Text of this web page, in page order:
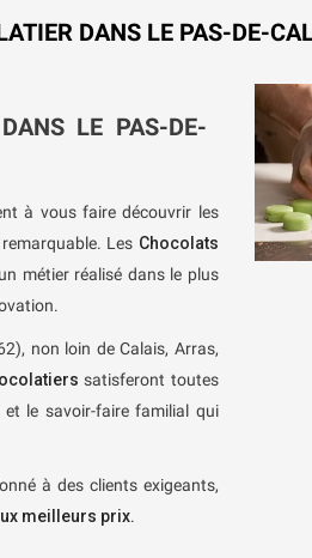
DANS LE PAS-DE-
LE PAS-DE-
à vous faire découvrir les
Les Chocolats
métier réalisé dans le plus
non loin de Calais, Arras,
satisferont toutes
le savoir-faire familial qui
à des clients exigeants,
meilleurs prix.